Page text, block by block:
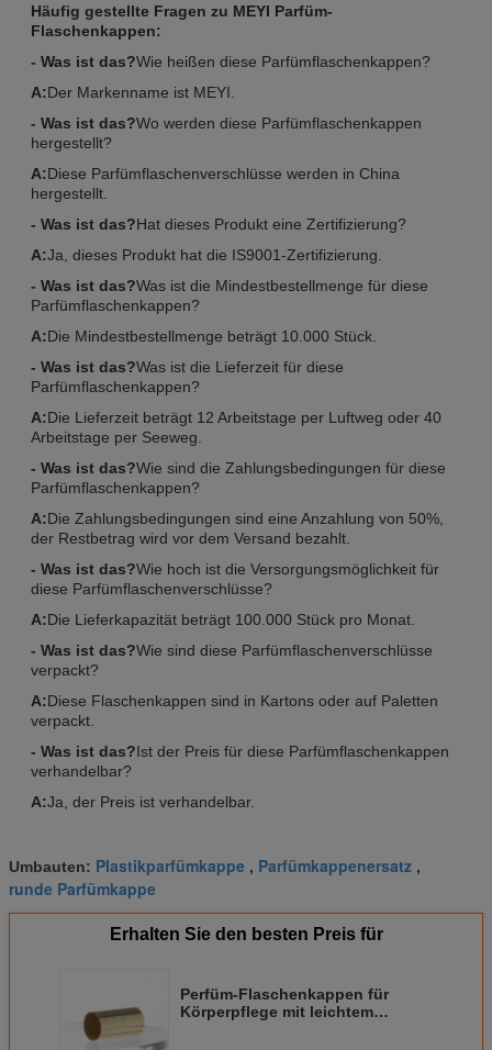
Häufig gestellte Fragen zu MEYI Parfüm-
Flaschenkappen:
- Was ist das?Wie heißen diese Parfümflaschenkappen?
A:Der Markenname ist MEYI.
- Was ist das?Wo werden diese Parfümflaschenkappen
hergestellt?
A:Diese Parfümflaschenverschlüsse werden in China
hergestellt.
- Was ist das?Hat dieses Produkt eine Zertifizierung?
A:Ja, dieses Produkt hat die IS9001-Zertifizierung.
- Was ist das?Was ist die Mindestbestellmenge für diese
Parfümflaschenkappen?
A:Die Mindestbestellmenge beträgt 10.000 Stück.
- Was ist das?Was ist die Lieferzeit für diese
Parfümflaschenkappen?
A:Die Lieferzeit beträgt 12 Arbeitstage per Luftweg oder 40
Arbeitstage per Seeweg.
- Was ist das?Wie sind die Zahlungsbedingungen für diese
Parfümflaschenkappen?
A:Die Zahlungsbedingungen sind eine Anzahlung von 50%,
der Restbetrag wird vor dem Versand bezahlt.
- Was ist das?Wie hoch ist die Versorgungsmöglichkeit für
diese Parfümflaschenverschlüsse?
A:Die Lieferkapazität beträgt 100.000 Stück pro Monat.
- Was ist das?Wie sind diese Parfümflaschenverschlüsse
verpackt?
A:Diese Flaschenkappen sind in Kartons oder auf Paletten
verpackt.
- Was ist das?Ist der Preis für diese Parfümflaschenkappen
verhandelbar?
A:Ja, der Preis ist verhandelbar.
Umbauten: Plastikparfümkappe , Parfümkappenersatz ,
runde Parfümkappe
Erhalten Sie den besten Preis für
Perfüm-Flaschenkappen für
Körperpflege mit leichtem